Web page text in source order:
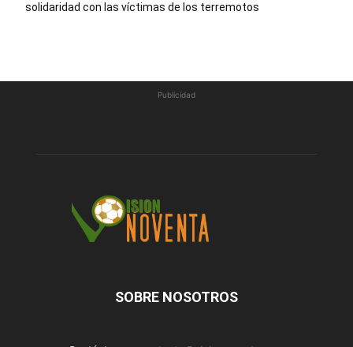
solidaridad con las víctimas de los terremotos
Publicidad
SOBRE NOSOTROS